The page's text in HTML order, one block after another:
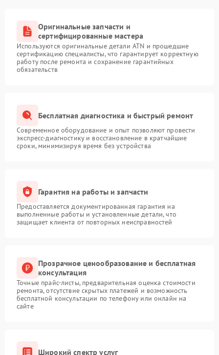
Оригинальные запчасти и
сертифицированные мастера
Используются оригинальные детали ATN и прошедшие
сертификацию специалисты, что гарантирует корректную
работу после ремонта и сохранение гарантийных
обязательств
Бесплатная диагностика и быстрый ремонт
Современное оборудование и опыт позволяют провести
экспресс-диагностику и восстановление в кратчайшие
сроки, минимизируя время без устройства
Гарантия на работы и запчасти
Предоставляется документированная гарантия на
выполненные работы и установленные детали, что
защищает клиента от повторных неисправностей
Прозрачное ценообразование и бесплатная
консультация
Точные прайс-листы, предварительная оценка стоимости
ремонта, отсутствие скрытых платежей и возможность
бесплатной консультации по телефону или онлайн на
сайте
Широкий спектр услуг